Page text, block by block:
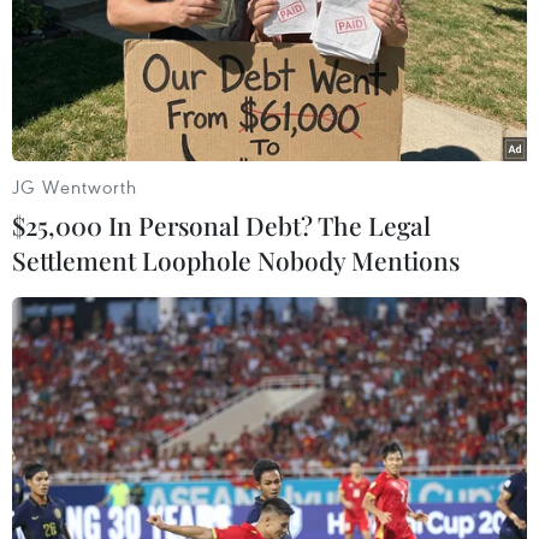
soát ngay./.
Theo báo cáo của Sở Y tế, đến chiều ngày 18/2,
thành phố đã rà soát hơn 28.000 người từ Hải
Dương về Hà Nội, các con số đang liên tục được
cập nhật.
(Vietnam+)
JG Wentworth
$25,000 In Personal Debt? The Legal
Settlement Loophole Nobody Mentions